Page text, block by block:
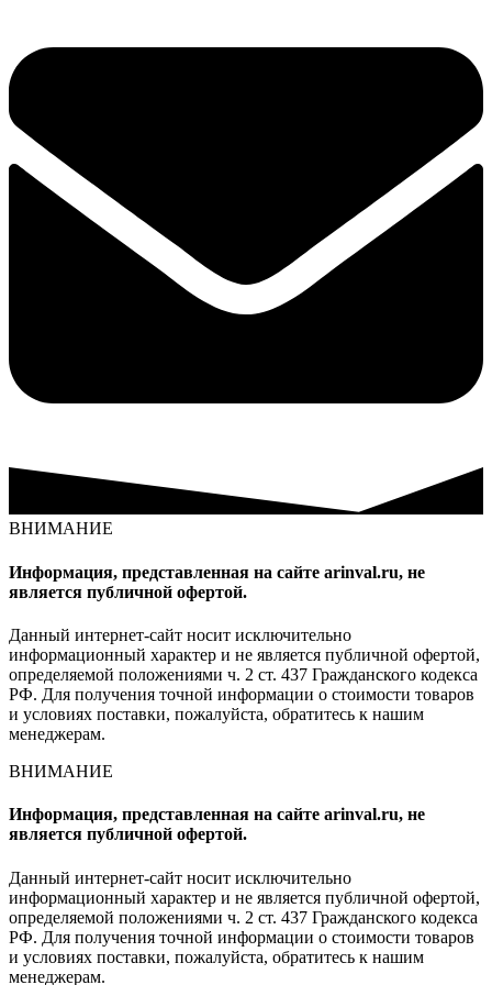
ВНИМАНИЕ
Информация, представленная на сайте arinval.ru, не
является публичной офертой.
Данный интернет-сайт носит исключительно
информационный характер и не является публичной офертой,
определяемой положениями ч. 2 ст. 437 Гражданского кодекса
РФ. Для получения точной информации о стоимости товаров
и условиях поставки, пожалуйста, обратитесь к нашим
менеджерам.
ВНИМАНИЕ
Информация, представленная на сайте arinval.ru, не
является публичной офертой.
Данный интернет-сайт носит исключительно
информационный характер и не является публичной офертой,
определяемой положениями ч. 2 ст. 437 Гражданского кодекса
РФ. Для получения точной информации о стоимости товаров
и условиях поставки, пожалуйста, обратитесь к нашим
менеджерам.